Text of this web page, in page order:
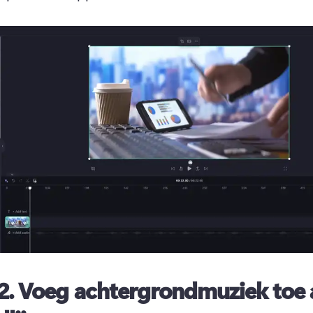
Voeg achtergrondmuziek toe